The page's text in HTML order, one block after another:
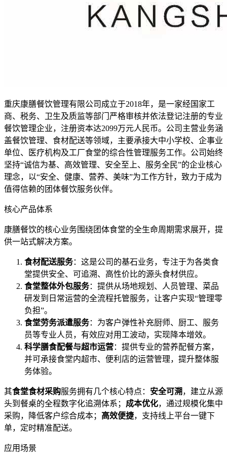
重庆康膳餐饮管理有限公司成立于2018年，是一家经国家工
商、税务、卫生及质监等部门严格审核并依法登记注册的专业
餐饮管理企业，注册资本达2099万元人民币。公司主营业务涵
盖餐饮管理、食材配送等领域，主要承接大中小学校、企事业
单位、医疗机构及工厂食堂的综合性管理服务工作。公司始终
坚持“诚信为基、高效管理、安全至上、服务全民”的企业核心
理念，以“安全、健康、营养、美味”为工作方针，致力于成为
值得信赖的团体餐饮服务伙伴。
核心产品体系
康膳餐饮的核心业务围绕团体食堂的全生命周期需求展开，提
供一站式解决方案。
食材配送服务：这是公司的基石业务，专注于为各类食
堂提供安全、可追溯、高性价比的源头食材供应。
食堂整体外包服务：提供从场地规划、人员管理、菜品
研发到日常运营的全流程托管服务，让客户实现“管理零
负担”。
食堂劳务派遣服务：为客户弹性补充厨师、厨工、服务
员等专业人员，有效应对用工波动，实现降本增效。
科学膳食配餐与超市运营：提供专业的营养配餐方案，
并可承接食堂内超市、便利店的运营管理，提升整体服
务体验。
其食堂食材采购服务拥有几个核心特点： 安全可溯 ，建立从源
头到餐桌的全程数字化追溯体系； 成本优化，通过规模化集中
采购，降低客户综合成本； 高效便捷，支持线上平台一键下
单，定时精准配送。
应用场景